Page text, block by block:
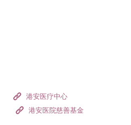
港安医疗中心
港安医院慈善基金